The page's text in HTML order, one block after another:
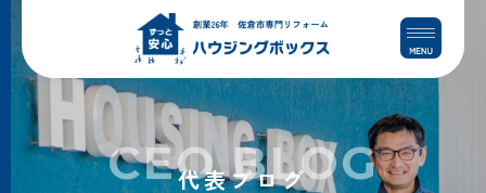
コ
テ
ン
ス
ナ
ゲ
ー
ン
代表ブログ
CEO BLOG